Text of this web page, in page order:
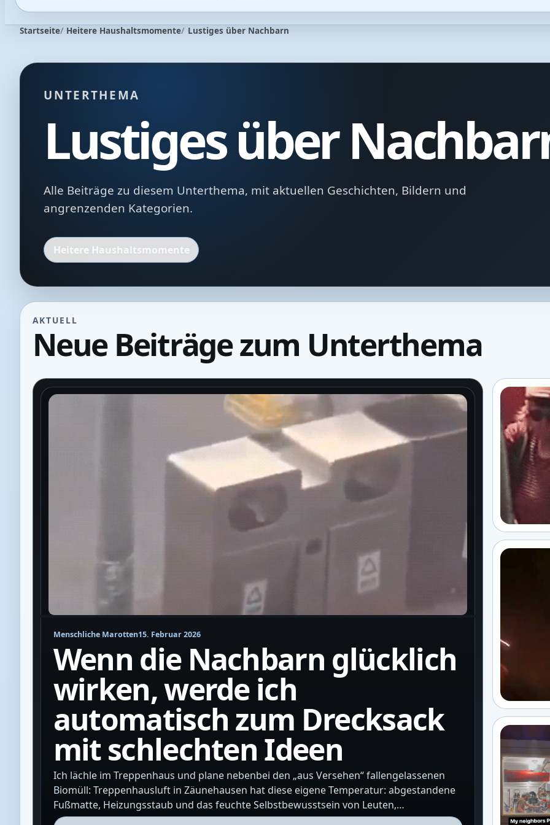
Startseite Heitere Haushaltsmomente Lustiges über Nachbarn
UNTERTHEMA
Lustiges über
Alle Beiträge zu diesem Unterthema, mit aktuellen Geschichten, Bildern und
angrenzenden Kategorien.
Heitere Haushaltsmomente
AKTUELL
Neue Beiträge zum Unterthema
Menschliche Marotten15. Februar 2026
Wenn die Nachbarn glücklich
wirken, werde ich
automatisch zum Drecksack
mit schlechten Ideen
Ich lächle im Treppenhaus und plane nebenbei den „aus Versehen“ fallengelassenen
Biomüll: Treppenhausluft in Zäunehausen hat diese eigene Temperatur: abgestandene
Fußmatte, Heizungsstaub und das feuchte Selbstbewusstsein von Leuten,…